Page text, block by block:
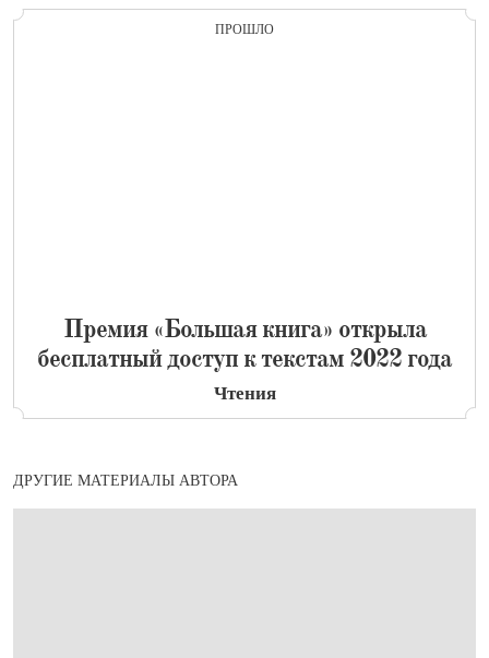
ПРОШЛО
​Премия «Большая книга» открыла
бесплатный доступ к текстам 2022 года
Чтения
ДРУГИЕ МАТЕРИАЛЫ АВТОРА